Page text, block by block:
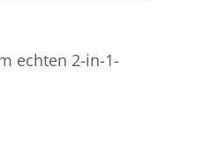
echten 2-in-1-